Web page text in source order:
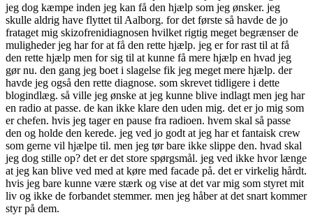
jeg dog kæmpe inden jeg kan få den hjælp som jeg ønsker. jeg
skulle aldrig have flyttet til Aalborg. for det første så havde de jo
frataget mig skizofrenidiagnosen hvilket rigtig meget begrænser de
muligheder jeg har for at få den rette hjælp. jeg er for rast til at få
den rette hjælp men for sig til at kunne få mere hjælp en hvad jeg
gør nu. den gang jeg boet i slagelse fik jeg meget mere hjælp. der
havde jeg også den rette diagnose. som skrevet tidligere i dette
blogindlæg. så ville jeg ønske at jeg kunne blive indlagt men jeg har
en radio at passe. de kan ikke klare den uden mig. det er jo mig som
er chefen. hvis jeg tager en pause fra radioen. hvem skal så passe
den og holde den kerede. jeg ved jo godt at jeg har et fantaisk crew
som gerne vil hjælpe til. men jeg tør bare ikke slippe den. hvad skal
jeg dog stille op? det er det store spørgsmål. jeg ved ikke hvor længe
at jeg kan blive ved med at køre med facade på. det er virkelig hårdt.
hvis jeg bare kunne være stærk og vise at det var mig som styret mit
liv og ikke de forbandet stemmer. men jeg håber at det snart kommer
styr på dem.